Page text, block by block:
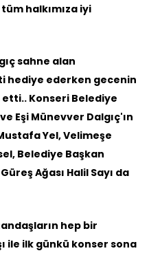
halkımıza iyi
sahne alan
hediye ederken gecenin
Konseri Belediye
Eşi Münevver Dalgıç'ın
Yel, Velimeşe
Belediye Başkan
Ağası Halil Sayı da
hep bir
ile ilk günkü konser sona